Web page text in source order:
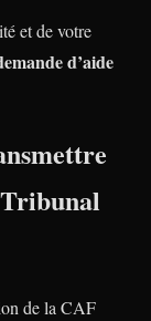
et de votre
d’aide
de la CAF